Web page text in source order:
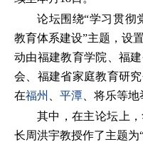
论坛围绕“学习贯彻
教育体系建设”主题，设
动由福建教育学院、福
会、福建省家庭教育研
在福州 平潭 、将乐等地
其中，在主论坛上
长周洪宇教授作了主题为